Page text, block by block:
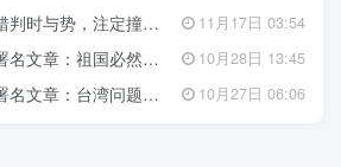
判时与势，注定撞南墙 11月17日 03:54
文章：祖国必然统一势不可挡 10月28日 13:45
文章：台湾问题的由来和性质 10月27日 06:06
199篇文章
安之盾，护航“十五五”新征程 4月13日 13:18